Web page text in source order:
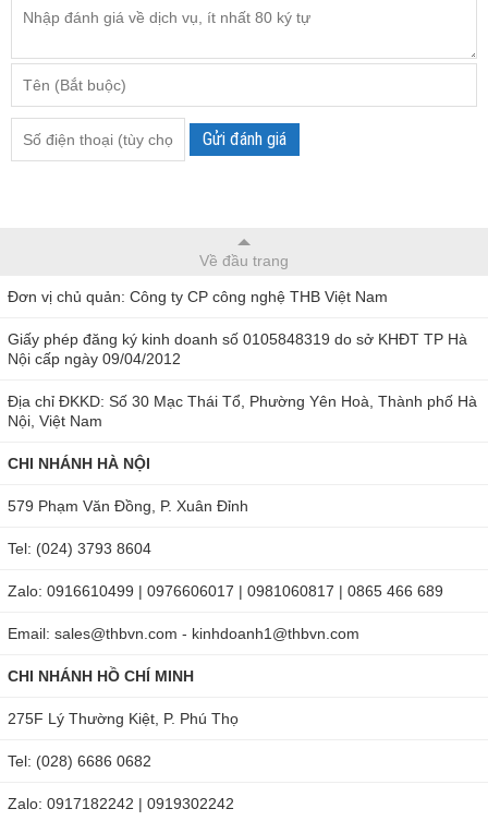
Gửi đánh giá
Về đầu trang
Đơn vị chủ quản: Công ty CP công nghệ THB Việt Nam
Giấy phép đăng ký kinh doanh số 0105848319 do sở KHĐT TP Hà
Nội cấp ngày 09/04/2012
Địa chỉ ĐKKD: Số 30 Mạc Thái Tổ, Phường Yên Hoà, Thành phố Hà
Nội, Việt Nam
CHI NHÁNH HÀ NỘI
579 Phạm Văn Đồng, P. Xuân Đỉnh
Tel: (024) 3793 8604
Zalo: 0916610499 | 0976606017 | 0981060817 | 0865 466 689
Email: sales@thbvn.com - kinhdoanh1@thbvn.com
CHI NHÁNH HỒ CHÍ MINH
275F Lý Thường Kiệt, P. Phú Thọ
Tel: (028) 6686 0682
Zalo: 0917182242 | 0919302242